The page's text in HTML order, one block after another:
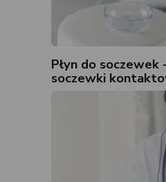
Płyn do soczewek
soczewki